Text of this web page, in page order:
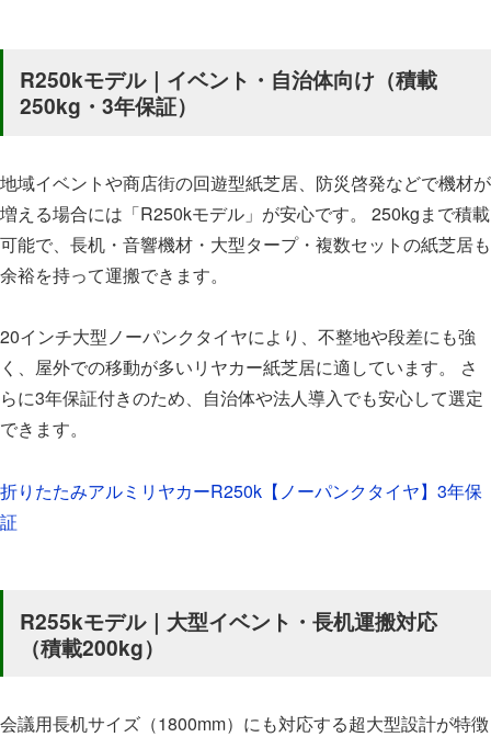
R250kモデル｜イベント・自治体向け（積載
250kg・3年保証）
地域イベントや商店街の回遊型紙芝居、防災啓発などで機材が
増える場合には「R250kモデル」が安心です。 250kgまで積載
可能で、長机・音響機材・大型タープ・複数セットの紙芝居も
余裕を持って運搬できます。
20インチ大型ノーパンクタイヤにより、不整地や段差にも強
く、屋外での移動が多いリヤカー紙芝居に適しています。 さ
らに3年保証付きのため、自治体や法人導入でも安心して選定
できます。
折りたたみアルミリヤカーR250k【ノーパンクタイヤ】3年保
証
R255kモデル｜大型イベント・長机運搬対応
（積載200kg）
会議用長机サイズ（1800mm）にも対応する超大型設計が特徴